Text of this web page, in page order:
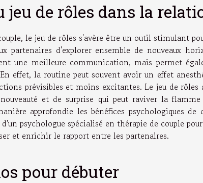
de rôles dans la
le jeu de rôles s'avère être un outil stimulant
partenaires d'explorer ensemble de nouveaux
une meilleure communication, mais permet
effet, la routine peut souvent avoir un effet
prévisibles et moins excitantes. Le jeu de rôles
et de surprise qui peut raviver la
approfondie les bénéfices psychologiques
psychologue spécialisé en thérapie de couple
et enrichir le rapport entre les partenaires.
pour débuter